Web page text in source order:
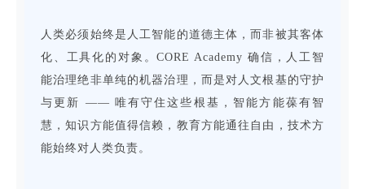
人类必须始终是人工智能的道德主体，而非被其客体
化、工具化的对象。CORE Academy 确信，人工智
能治理绝非单纯的机器治理，而是对人文根基的守护
与更新 —— 唯有守住这些根基，智能方能葆有智
慧，知识方能值得信赖，教育方能通往自由，技术方
能始终对人类负责。